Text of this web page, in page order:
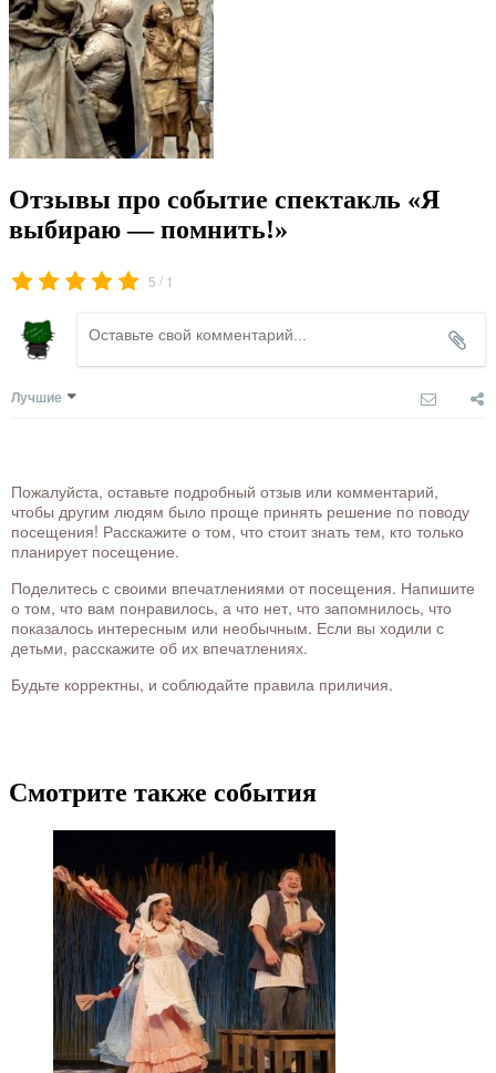
Отзывы про событие спектакль «Я
выбираю — помнить!»
5 / 1
Лучшие
Пожалуйста, оставьте подробный отзыв или комментарий,
чтобы другим людям было проще принять решение по поводу
посещения! Расскажите о том, что стоит знать тем, кто только
планирует посещение.
Поделитесь с своими впечатлениями от посещения. Напишите
о том, что вам понравилось, а что нет, что запомнилось, что
показалось интересным или необычным. Если вы ходили с
детьми, расскажите об их впечатлениях.
Будьте корректны, и соблюдайте правила приличия.
Смотрите также события